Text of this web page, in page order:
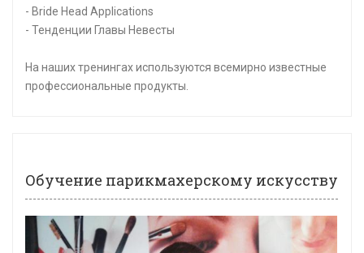
- Bride Head Applications
- Тенденции Главы Невесты
На наших тренингах используются всемирно известные
профессиональные продукты.
Обучение парикмахерскому искусству